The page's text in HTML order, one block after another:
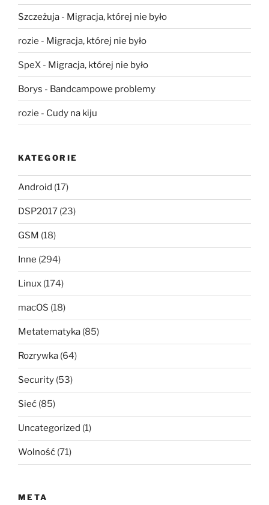
Szczeżuja - Migracja, której nie było
rozie - Migracja, której nie było
SpeX - Migracja, której nie było
Borys - Bandcampowe problemy
rozie - Cudy na kiju
KATEGORIE
Android (17)
DSP2017 (23)
GSM (18)
Inne (294)
Linux (174)
macOS (18)
Metatematyka (85)
Rozrywka (64)
Security (53)
Sieć (85)
Uncategorized (1)
Wolność (71)
META